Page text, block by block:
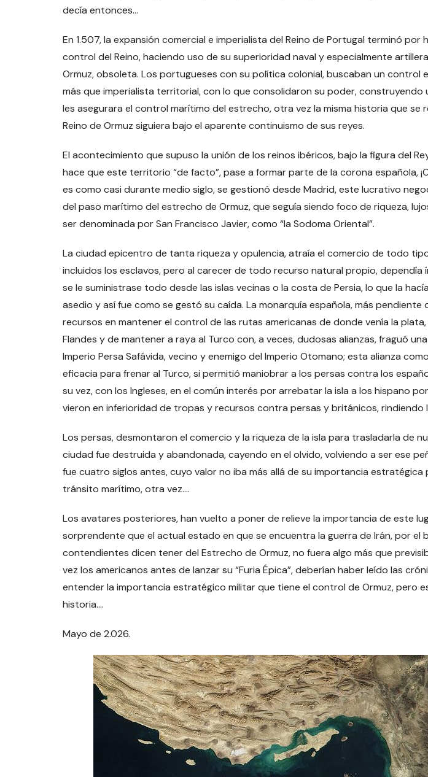
decía entonces…
En 1.507, la expansión comercial e imperialista del Reino de Portugal terminó por
control del Reino, haciendo uso de su superioridad naval y especialmente
Ormuz, obsoleta. Los portugueses con su política colonial, buscaban un control
más que imperialista territorial, con lo que consolidaron su poder, construyendo
les asegurara el control marítimo del estrecho, otra vez la misma historia que se
Reino de Ormuz siguiera bajo el aparente continuismo de sus reyes.
El acontecimiento que supuso la unión de los reinos ibéricos, bajo la figura del
hace que este territorio “de facto”, pase a formar parte de la corona española,
es como casi durante medio siglo, se gestionó desde Madrid, este lucrativo
del paso marítimo del estrecho de Ormuz, que seguía siendo foco de riqueza,
ser denominada por San Francisco Javier, como “la Sodoma Oriental”.
La ciudad epicentro de tanta riqueza y opulencia, atraía el comercio de todo
incluidos los esclavos, pero al carecer de todo recurso natural propio, dependía
se le suministrase todo desde las islas vecinas o la costa de Persia, lo que la
asedio y así fue como se gestó su caída. La monarquía española, más pendiente
recursos en mantener el control de las rutas americanas de donde venía la
Flandes y de mantener a raya al Turco con, a veces, dudosas alianzas, fraguó
Imperio Persa Safávida, vecino y enemigo del Imperio Otomano; esta alianza
eficacia para frenar al Turco, si permitió maniobrar a los persas contra los
su vez, con los Ingleses, en el común interés por arrebatar la isla a los hispano
vieron en inferioridad de tropas y recursos contra persas y británicos, rindiendo
Los persas, desmontaron el comercio y la riqueza de la isla para trasladarla de
ciudad fue destruida y abandonada, cayendo en el olvido, volviendo a ser ese
fue cuatro siglos antes, cuyo valor no iba más allá de su importancia estratégica
tránsito marítimo, otra vez….
Los avatares posteriores, han vuelto a poner de relieve la importancia de este
sorprendente que el actual estado en que se encuentra la guerra de Irán, por el
contendientes dicen tener del Estrecho de Ormuz, no fuera algo más que
vez los americanos antes de lanzar su “Furia Épica”, deberían haber leído las
entender la importancia estratégico militar que tiene el control de Ormuz, pero
historia….
Mayo de 2.026.